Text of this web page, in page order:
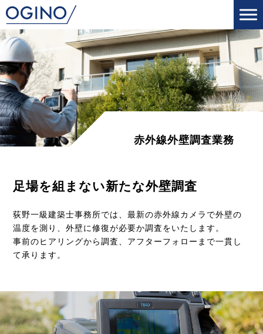
赤外線外壁調査業務
足場を組まない新たな外壁調査
荻野一級建築士事務所では、最新の赤外線カメラで外壁の
温度を測り、外壁に修復が必要か調査をいたします。
事前のヒアリングから調査、アフターフォローまで一貫し
て承ります。